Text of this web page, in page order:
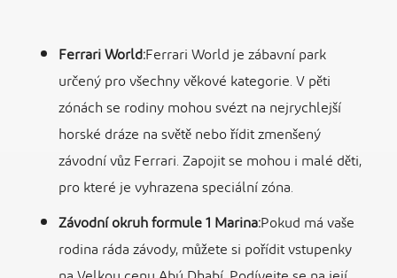
Ferrari World:Ferrari World je zábavní park
určený pro všechny věkové kategorie. V pěti
zónách se rodiny mohou svézt na nejrychlejší
horské dráze na světě nebo řídit zmenšený
závodní vůz Ferrari. Zapojit se mohou i malé děti,
pro které je vyhrazena speciální zóna.
Závodní okruh formule 1 Marina:Pokud má vaše
rodina ráda závody, můžete si pořídit vstupenky